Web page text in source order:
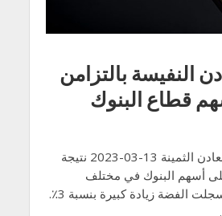
النفيسة بالتزامن
قطاع البنوك
ارتفعت تداولات المعادن الثمينة 13-03-2023 نتيجة
أسهم البنوك في مختلف
الأسواق العالمية، سجلت الفضة زيادة كبيرة بنسبة 3٪.